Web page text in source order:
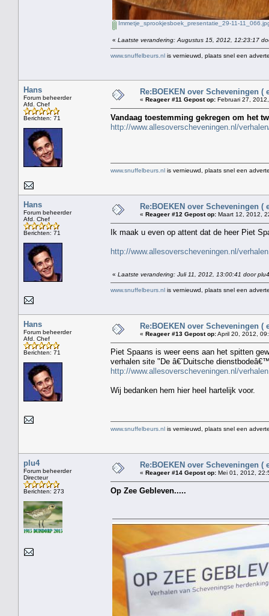
Immetje_sprookjesboek_presentatie_29-11-
« Laatste verandering: Augustus 15, 2012, 12:23:17
www.snuffelbeurs.nl is vernieuwd, plaats snel een
Hans
Forum beheerder
Afd. Chef
Berichten: 71
Re:BOEKEN over Scheveningen (
« Reageer #11 Gepost op: Februari 27,
Vandaag toestemming gekregen om het
http://www.allesoverscheveningen.nl/
www.snuffelbeurs.nl is vernieuwd, plaats snel een
Hans
Forum beheerder
Afd. Chef
Berichten: 71
Re:BOEKEN over Scheveningen (
« Reageer #12 Gepost op: Maart 12, 2012,
Ik maak u even op attent dat de heer Piet
http://www.allesoverscheveningen.nl/verhalen
« Laatste verandering: Juli 11, 2012, 13:00:41 door plu4
www.snuffelbeurs.nl is vernieuwd, plaats snel een
Hans
Forum beheerder
Afd. Chef
Berichten: 71
Re:BOEKEN over Scheveningen (
« Reageer #13 Gepost op:April 20, 2012,
Piet Spaans is weer eens aan het spitten
verhalen site "De â€˜Duitsche
http://www.allesoverscheveningen.nl/verhalen
Wij bedanken hem hier heel hartelijk voor.
www.snuffelbeurs.nl is vernieuwd, plaats snel een
plu4
Forum beheerder
Directeur
Berichten: 273
Re:BOEKEN over Scheveningen (
« Reageer #14 Gepost op: Mei 01, 2012,
Op Zee Gebleven.....